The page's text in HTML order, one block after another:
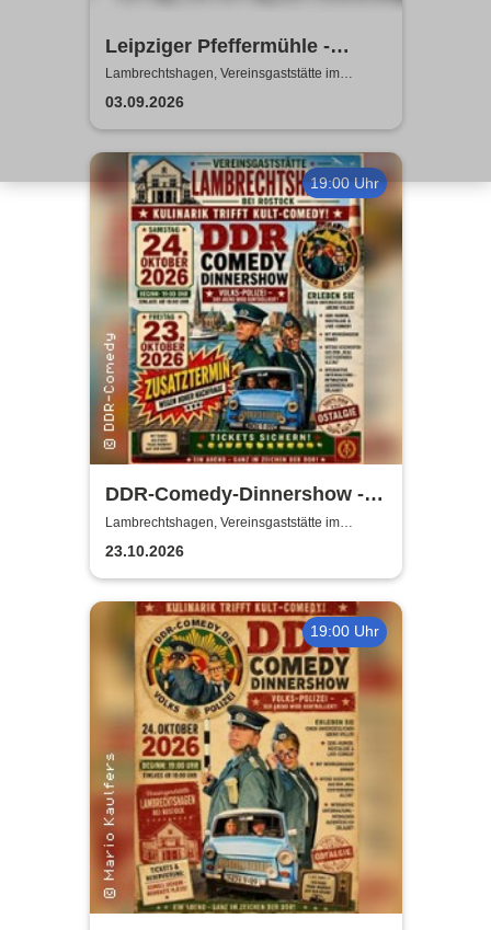
Leipziger Pfeffermühle -
Satire mit Biss
Lambrechtshagen, Vereinsgaststätte im
Gemeindezentrum Lambrechtshagen
03.09.2026
19:00 Uhr
DDR-Comedy-Dinnershow -
ZUSATZSHOW
Lambrechtshagen, Vereinsgaststätte im
Gemeindezentrum Lambrechtshagen
23.10.2026
19:00 Uhr